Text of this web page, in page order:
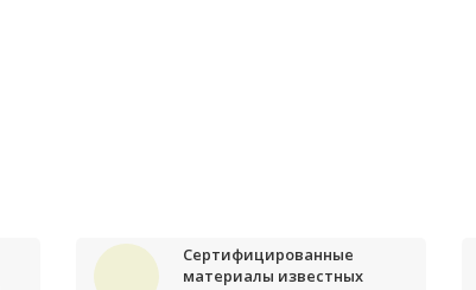
Сертифицированные
материалы известных